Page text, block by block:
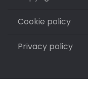
Cookie policy
Privacy policy